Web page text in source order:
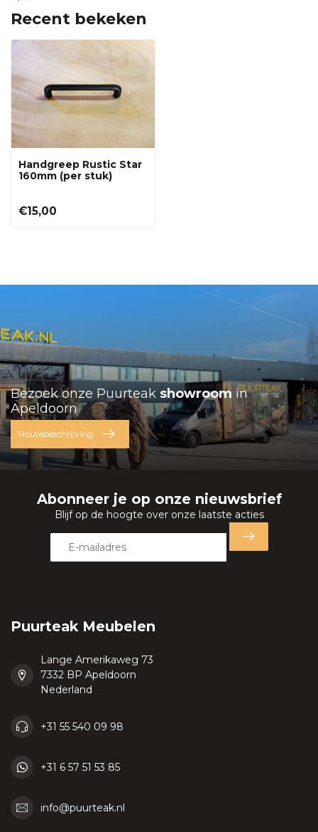
Recent bekeken
Handgreep Rustic Star
160mm (per stuk)
€15,00
Bezoek onze Puurteak showroom in
Apeldoorn
Routebeschrijving
Abonneer je op onze nieuwsbrief
Blijf op de hoogte over onze laatste acties
Puurteak Meubelen
Lange Amerikaweg 73
7332 BP Apeldoorn
Nederland
+31 55 540 09 98
+31 6 57 51 53 85
info@puurteak.nl